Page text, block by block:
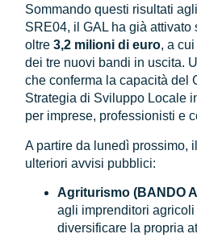
Sommando questi risultati
SRE04, il GAL ha già attivato
oltre3,2 milioni di euro, a
dei tre nuovi bandi in uscita.
che conferma la capacità del
Strategia di Sviluppo Locale
per imprese, professionisti e
A partire da lunedì prossimo,
ulteriori avvisi pubblici:
Agriturismo (BANDO
agli imprenditori
diversificare la propria